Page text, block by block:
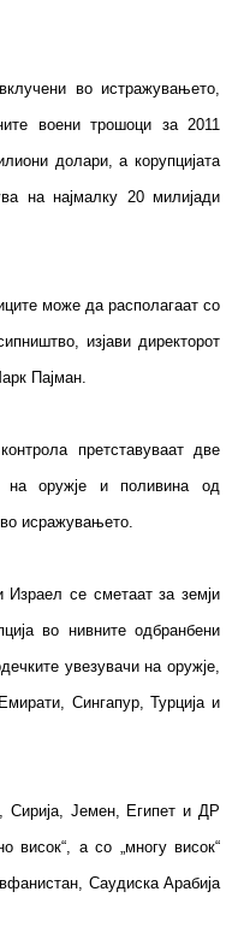
во истражувањето,
воени трошоци за 2011
долари, а корупцијата
на најмалку 20 милијади
може да располагаат со
изјави директорот
Пајман.
претставуваат две
на оружје и поливина од
исражувањето.
Израел се сметаат за земји
во нивните одбранбени
увезувачи на оружје,
Сингапур, Турција и
Сирија, Јемен, Египет и ДР
висок“, а со „многу висок“
Саудиска Арабија